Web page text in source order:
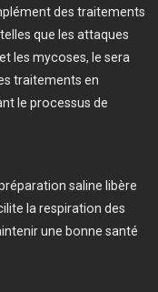
des traitements
que les attaques
les mycoses, le sera
traitements en
le processus de
saline libère
la respiration des
une bonne santé